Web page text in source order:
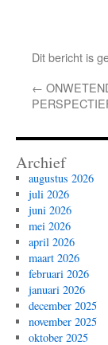
Dit bericht is
←
Archief
augustus 2026
juli 2026
juni 2026
mei 2026
april 2026
maart 2026
februari 2026
januari 2026
december 2025
november 2025
oktober 2025